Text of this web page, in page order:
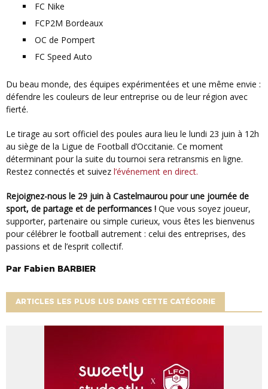
FC Nike
FCP2M Bordeaux
OC de Pompert
FC Speed Auto
Du beau monde, des équipes expérimentées et une même envie :
défendre les couleurs de leur entreprise ou de leur région avec
fierté.
Le tirage au sort officiel des poules aura lieu le lundi 23 juin à 12h
au siège de la Ligue de Football d’Occitanie. Ce moment
déterminant pour la suite du tournoi sera retransmis en ligne.
Restez connectés et suivez l’événement en direct.
Rejoignez-nous le 29 juin à Castelmaurou pour une journée de
sport, de partage et de performances ! Que vous soyez joueur,
supporter, partenaire ou simple curieux, vous êtes les bienvenus
pour célébrer le football autrement : celui des entreprises, des
passions et de l’esprit collectif.
Par Fabien BARBIER
ARTICLES LES PLUS LUS DANS CETTE CATÉGORIE